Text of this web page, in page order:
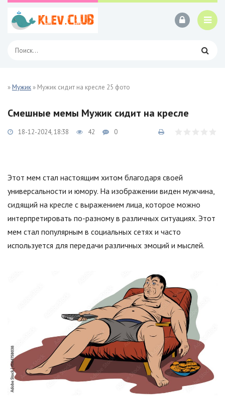
»Мужик » Мужик сидит на кресле 25 фото
Смешные мемы Мужик сидит на кресле
18-12-2024, 18:38 42 0
Этот мем стал настоящим хитом благодаря своей
универсальности и юмору. На изображении виден мужчина,
сидящий на кресле с выражением лица, которое можно
интерпретировать по-разному в различных ситуациях. Этот
мем стал популярным в социальных сетях и часто
используется для передачи различных эмоций и мыслей.